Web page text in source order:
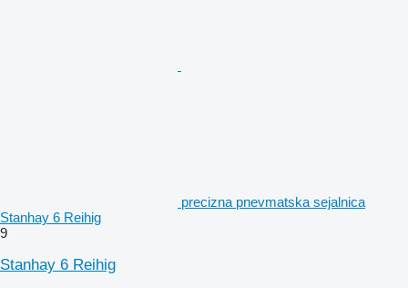
precizna pnevmatska sejalnica
Stanhay 6 Reihig
9
Stanhay 6 Reihig